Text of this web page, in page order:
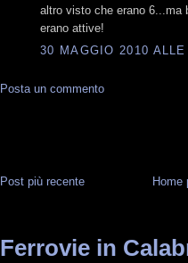
altro visto che erano 6...ma
erano attive!
30 MAGGIO 2010
Posta un commento
Post più recente Home
Ferrovie in